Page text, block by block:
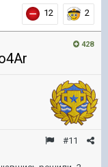
12 2
428
#11